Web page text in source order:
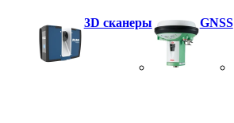
3D сканеры GNSS